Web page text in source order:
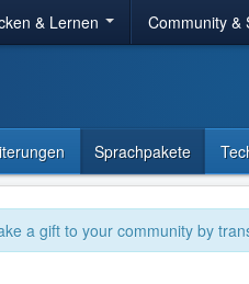
& Lernen Community &
Sprachpakete
a gift to your community by